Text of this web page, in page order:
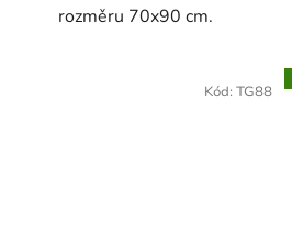
rozměru 70x90 cm.
Kód: TG88